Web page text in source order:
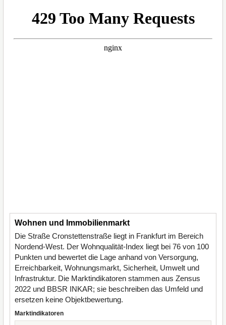
Wohnen und Immobilienmarkt
Die Straße Cronstettenstraße liegt in Frankfurt im Bereich
Nordend-West. Der Wohnqualität-Index liegt bei 76 von 100
Punkten und bewertet die Lage anhand von Versorgung,
Erreichbarkeit, Wohnungsmarkt, Sicherheit, Umwelt und
Infrastruktur. Die Marktindikatoren stammen aus Zensus
2022 und BBSR INKAR; sie beschreiben das Umfeld und
ersetzen keine Objektbewertung.
Marktindikatoren